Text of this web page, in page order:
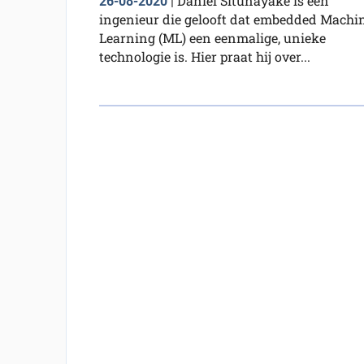
ingenieur die gelooft dat embedded
Learning (ML) een eenmalige, unieke
technologie is. Hier praat hij over...